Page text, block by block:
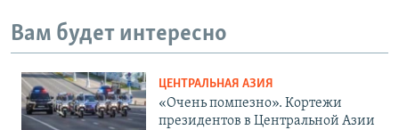
Вам будет интересно
ЦЕНТРАЛЬНАЯ АЗИЯ
«Очень помпезно». Кортежи
президентов в Центральной Азии